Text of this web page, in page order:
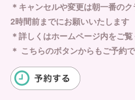
＊キャンセルや変更は朝一番の
2時間前までにお願いいたします
＊詳しくはホームページ内をご
＊ こちらのボタンからもご予約